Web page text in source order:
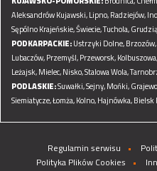
Aleksandrów Kujawski,Lipno,Radziejów,
Sępólno Krajeńskie,Świecie,Tuchola,
PODKARPACKIE:Ustrzyki Dolne,Brzozów,
Lubaczów,Przemyśl,Przeworsk,Kolbuszowa,
Leżajsk,Mielec,Nisko,Stalowa Wola,
PODLASKIE:Suwałki,Sejny,Mońki,
Siemiatycze,Łomża,Kolno,Hajnówka,Bielsk
Regulamin serwisu
Polityka Plików Cookies